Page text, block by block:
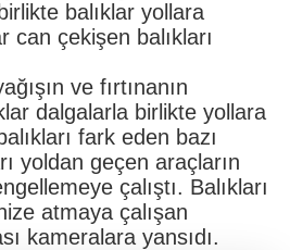
balıklar yollara
can çekişen balıkları
ve fırtınanın
dalgalarla birlikte yollara
fark eden bazı
yoldan geçen araçların
çalıştı. Balıkları
atmaya çalışan
kameralara yansıdı.